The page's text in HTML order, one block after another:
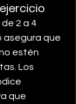
2 a 4
asegura que
estén
Los
que